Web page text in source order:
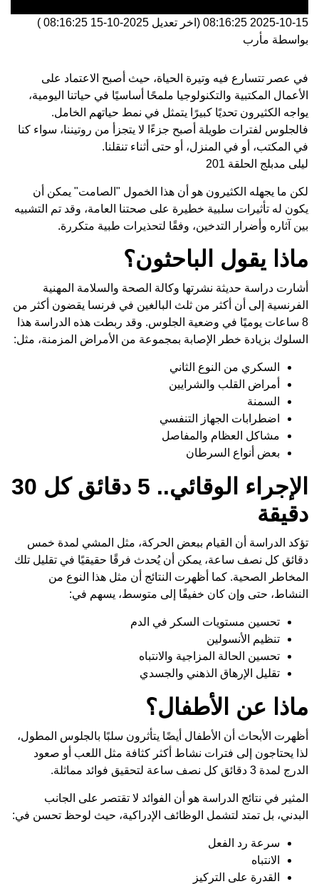
2025-10-15 08:16:25 (اخر تعديل 2025-10-15 08:16:25
)
بواسطة مأرب
في عصر تتسارع فيه وتيرة الحياة، حيث أصبح الاعتماد على
الأعمال المكتبية والتكنولوجيا ملمحًا أساسيًا في حياتنا اليومية،
يواجه الكثيرون تحديًا كبيرًا يتمثل في نمط حياتهم الخامل.
فالجلوس لفترات طويلة أصبح جزءًا لا يتجزأ من روتيننا، سواء كنا
في المكتب، أو في المنزل، أو حتى أثناء تنقلنا.
ليلى مدبلج الحلقة 201
لكن ما يجهله الكثيرون هو أن هذا الخمول "الصامت" يمكن أن
يكون له تأثيرات سلبية خطيرة على صحتنا العامة، وقد تم التشبيه
بين آثاره وأضرار التدخين، وفقًا لتحذيرات طبية متكررة.
ماذا يقول الباحثون؟
أشارت دراسة حديثة نشرتها وكالة الصحة والسلامة المهنية
الفرنسية إلى أن أكثر من ثلث البالغين في فرنسا يقضون أكثر من
8 ساعات يوميًا في وضعية الجلوس. وقد ربطت هذه الدراسة هذا
السلوك بزيادة خطر الإصابة بمجموعة من الأمراض المزمنة، مثل:
السكري من النوع الثاني
أمراض القلب والشرايين
السمنة
اضطرابات الجهاز التنفسي
مشاكل العظام والمفاصل
بعض أنواع السرطان
الإجراء الوقائي.. 5 دقائق كل 30
دقيقة
تؤكد الدراسة أن القيام ببعض الحركة، مثل المشي لمدة خمس
دقائق كل نصف ساعة، يمكن أن يُحدث فرقًا حقيقيًا في تقليل تلك
المخاطر الصحية. كما أظهرت النتائج أن مثل هذا النوع من
النشاط، حتى وإن كان خفيفًا إلى متوسط، يسهم في:
تحسين مستويات السكر في الدم
تنظيم الأنسولين
تحسين الحالة المزاجية والانتباه
تقليل الإرهاق الذهني والجسدي
ماذا عن الأطفال؟
أظهرت الأبحاث أن الأطفال أيضًا يتأثرون سلبًا بالجلوس المطول،
لذا يحتاجون إلى فترات نشاط أكثر كثافة مثل اللعب أو صعود
الدرج لمدة 3 دقائق كل نصف ساعة لتحقيق فوائد مماثلة.
المثير في نتائج الدراسة هو أن الفوائد لا تقتصر على الجانب
البدني، بل تمتد لتشمل الوظائف الإدراكية، حيث لوحظ تحسن في:
سرعة رد الفعل
الانتباه
القدرة على التركيز